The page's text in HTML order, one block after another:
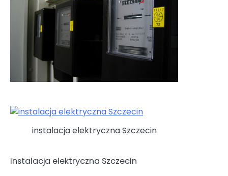
instalacja elektryczna Szczecin
instalacja elektryczna Szczecin